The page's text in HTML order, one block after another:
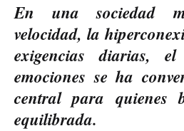
En una sociedad
velocidad, la
exigencias diarias,
emociones se ha
central para quienes
equilibrada.